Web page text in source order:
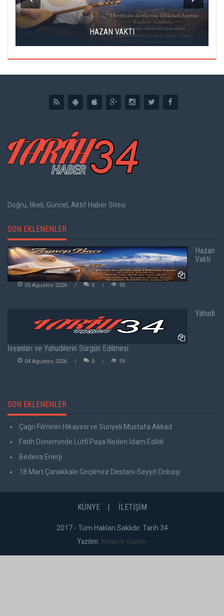
HAZAN VAKTI
Doğru, İlkeli, Güncel, Aktif Haber Sitesi
SON EKLENENLER
Hazan
Vakti
05 Agustos 2026 0 90
Yahudi
İsyanları ve Yahudilerin Sürgün Edilmesi
04 Agustos 2026 0 59
SON EKLENENLER
Çağrı Filminin Hikayesi ve Suriyeli Mustafa Akkad
Fatih Döneminde Lütfi Paşa Neden İdam Edildi
Bedeva Enerji
18 Mart Çanakkale Geçilmez Destanı-Seyyit Onbaşı
KÜNYE İLETİŞİM
2017 - Tüm Hakları Saklıdır. Tarih 34
Yazılım: Network Yazılım